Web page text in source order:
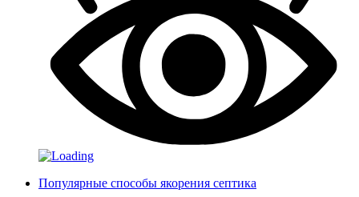
Популярные способы якорения септика